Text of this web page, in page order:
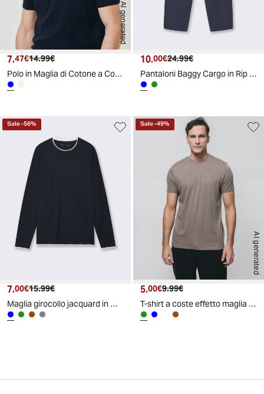
AI generated
Prezzo attuale
7.47€ Prezzo originale
14.99€
Polo in Maglia di Cotone a Coste - Blu
Prezzo attuale
10.00€ Prezzo originale
24.99€
Pantaloni Baggy Cargo in Rip Stop Cotone - Avion
Sale-56%
Prezzo attuale
7.00€ Prezzo originale
15.99€
Maglia girocollo jacquard in misto cotone - Blu
AI generated
Sale-49%
Prezzo attuale
5.00€ Prezzo originale
9.99€
T-shirt a coste effetto maglia girocollo - Verde kaki